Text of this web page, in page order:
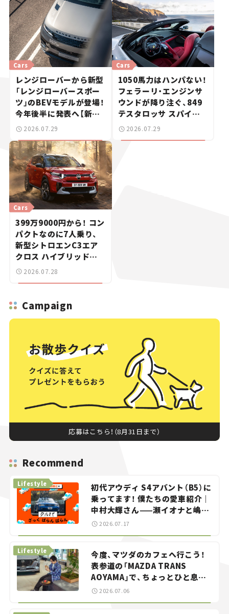
Cars
レンジローバーから新型
「レンジローバースポー
ツ」のBEVモデルが登場！
今年後半に発表へ【新車
ニュース】
2026.07.29
Cars
1050馬力はハンパない！
フェラーリ・エンジンサ
ウンドが降り注ぐ、849
テスタロッサ スパイダ
ーに試乗。
2026.07.29
Cars
399万9000円から！ コン
パクトなのに7人乗り、
新型シトロエンC3エア
クロス ハイブリッドが
上陸【新車ニュース】
2026.07.28
Campaign
応募はこちら！（8月31日まで）
Recommend
初代アウディ S4アバント（B5）に
乗ってます！ 僕たちの愛車紹介｜
中村大輝さん——瀬イオナと嶋田
智之の「クルマでざっくばらんば
らん！」＃20
Lifestyle
2026.07.17
今度、マツダのカフェへ行こう！
表参道の「MAZDA TRANS
AOYAMA」で、ちょっとひと息。
——連載｜CCGとクルマでどうす
Lifestyle
2026.07.06